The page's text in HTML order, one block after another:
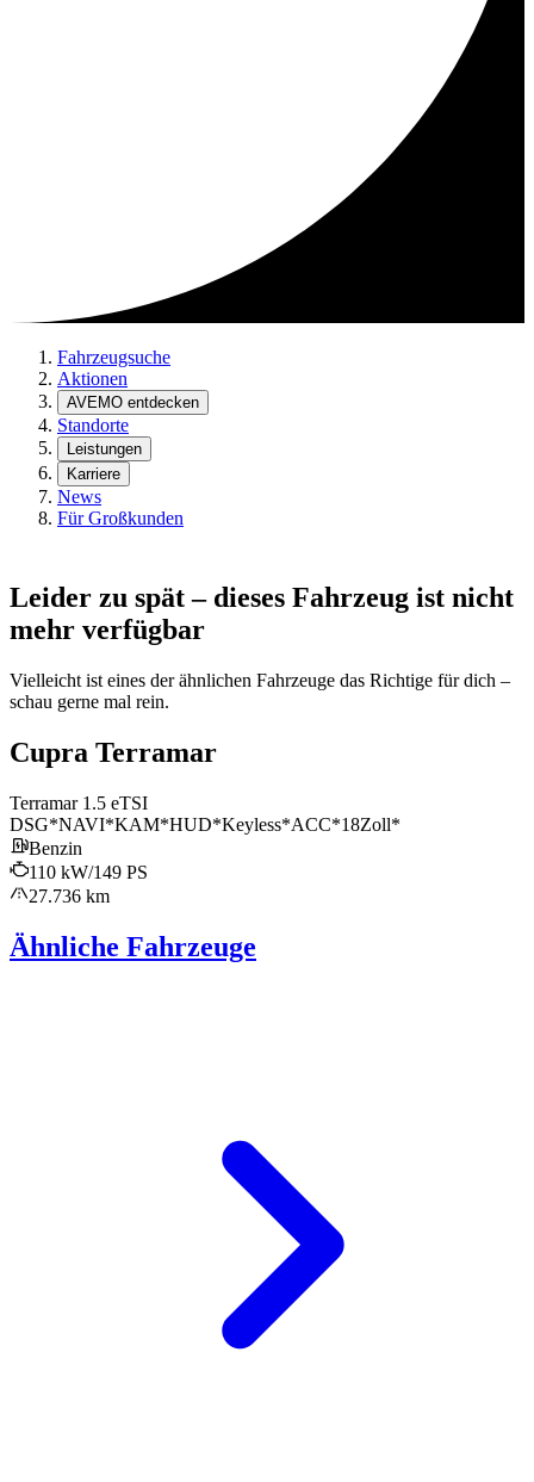
Fahrzeugsuche
Aktionen
AVEMO entdecken
Standorte
Leistungen
Karriere
News
Für Großkunden
Leider zu spät – dieses Fahrzeug ist nicht
mehr verfügbar
Vielleicht ist eines der ähnlichen Fahrzeuge das Richtige für dich –
schau gerne mal rein.
Cupra Terramar
Terramar 1.5 eTSI
DSG*NAVI*KAM*HUD*Keyless*ACC*18Zoll*
Benzin
110 kW/149 PS
27.736 km
Ähnliche Fahrzeuge